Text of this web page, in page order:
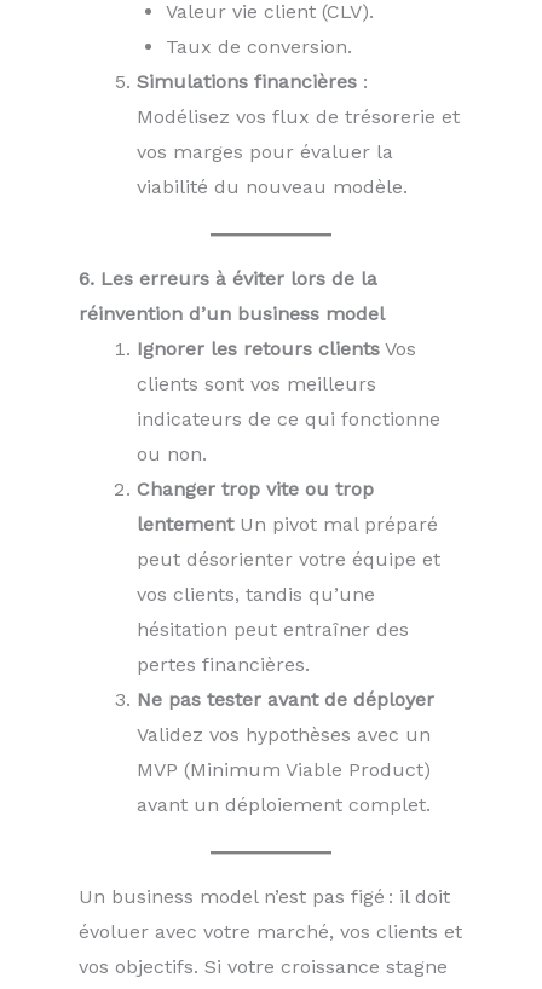
Valeur vie client (CLV).
Taux de conversion.
Simulations financières :
Modélisez vos flux de trésorerie et
vos marges pour évaluer la
viabilité du nouveau modèle.
6. Les erreurs à éviter lors de la
réinvention d’un business model
Ignorer les retours clients Vos
clients sont vos meilleurs
indicateurs de ce qui fonctionne
ou non.
Changer trop vite ou trop
lentementUn pivot mal préparé
peut désorienter votre équipe et
vos clients, tandis qu’une
hésitation peut entraîner des
pertes financières.
Ne pas tester avant de déployer
Validez vos hypothèses avec un
MVP (Minimum Viable Product)
avant un déploiement complet.
Un business model n’est pas figé : il doit
évoluer avec votre marché, vos clients et
vos objectifs. Si votre croissance stagne